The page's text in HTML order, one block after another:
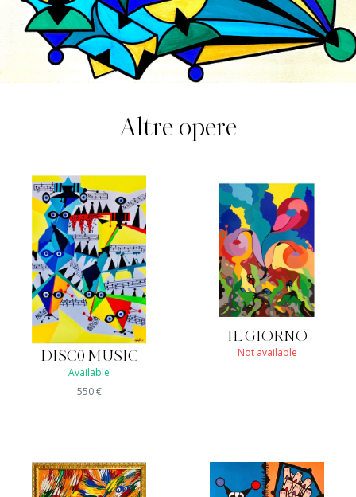
Altre opere
DISC0 MUSIC
Available
550€
IL GIORNO
Not available